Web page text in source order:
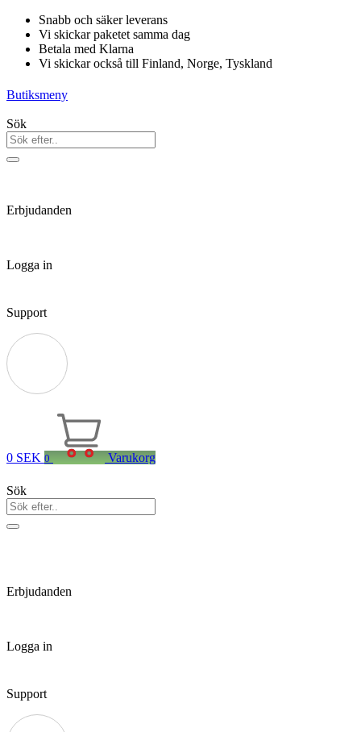
Hoppa
innehåll
Snabb och säker leverans
Vi skickar paketet samma dag
Betala med Klarna
Vi skickar också till Finland, Norge, Tyskland
Butiksmeny
Sök
Erbjudanden
Logga in
Support
0 SEK 0 Varukorg
Sök
Erbjudanden
Logga in
Support